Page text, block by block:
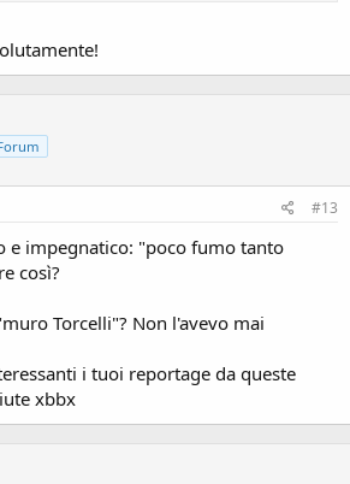
#13
e impegnatico: "poco fumo tanto
così?
Torcelli"? Non l'avevo mai
i tuoi reportage da queste
xbbx